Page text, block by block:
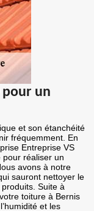
pour un
et son étanchéité
fréquemment. En
Entreprise VS
pour réaliser un
avons à notre
sauront nettoyer le
Suite à
toiture à Bernis
et les